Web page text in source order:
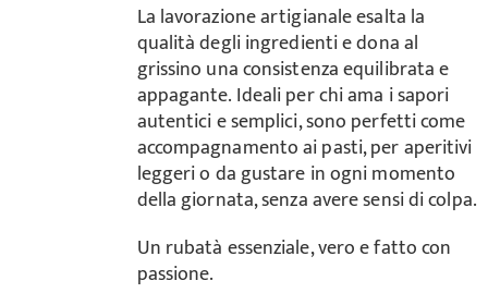
La lavorazione artigianale esalta la
qualità degli ingredienti e dona al
grissino una consistenza equilibrata e
appagante. Ideali per chi ama i sapori
autentici e semplici, sono perfetti come
accompagnamento ai pasti, per aperitivi
leggeri o da gustare in ogni momento
della giornata, senza avere sensi di colpa.
Un rubatà essenziale, vero e fatto con
passione.